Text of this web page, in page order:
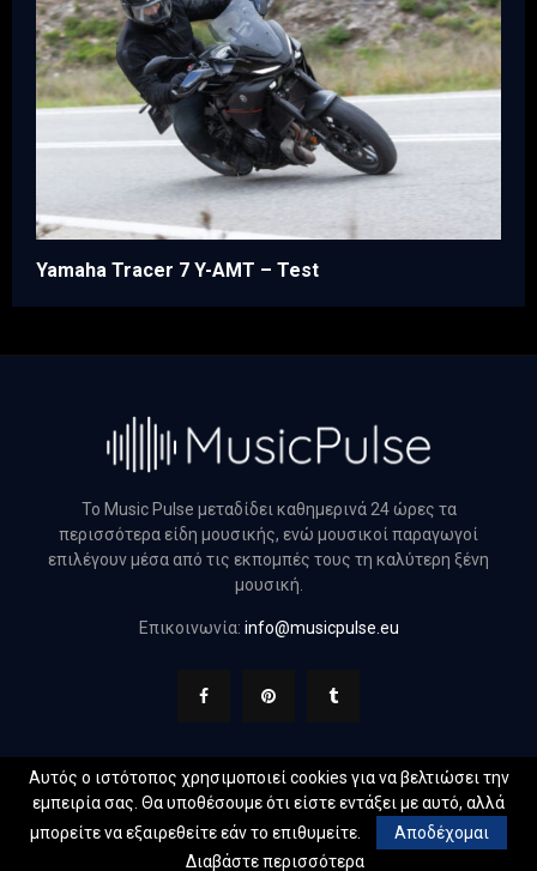
Yamaha Tracer 7 Y-AMT – Test
Το Music Pulse μεταδίδει καθημερινά 24 ώρες τα
περισσότερα είδη μουσικής, ενώ μουσικοί παραγωγοί
επιλέγουν μέσα από τις εκπομπές τους τη καλύτερη ξένη
μουσική.
Επικοινωνία: info@musicpulse.eu
@2022 - musicpulse.eu. All Right Reserved. Designed and
Developed by Web Technical
Αυτός ο ιστότοπος χρησιμοποιεί cookies για να βελτιώσει την
εμπειρία σας. Θα υποθέσουμε ότι είστε εντάξει με αυτό, αλλά
μπορείτε να εξαιρεθείτε εάν το επιθυμείτε.
Αποδέχομαι
Διαβάστε περισσότερα